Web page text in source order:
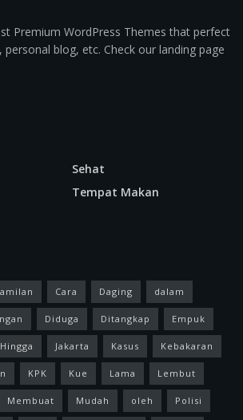
Premium WordPress Themes that perfect
blog, etc. Check our landing page
Sehat
Tempat Makan
Cara Daging dalam
Diduga Ditangkap Empuk
Hingga Jakarta Kasus Kebakaran
KPK Kue Lama Lembut
Membuat Mudah oleh Polisi